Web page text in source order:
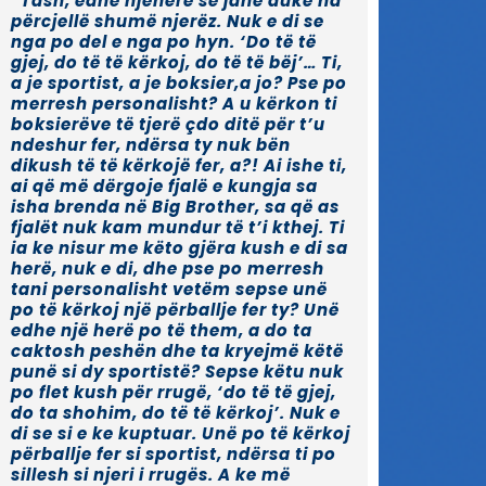
isha brenda në Big Brother, sa që as
fjalët nuk kam mundur të t’i kthej. Ti
ia ke nisur me këto gjëra kush e di sa
herë, nuk e di, dhe pse po merresh
tani personalisht vetëm sepse unë
po të kërkoj një përballje fer ty? Unë
edhe një herë po të them, a do ta
caktosh peshën dhe ta kryejmë këtë
punë si dy sportistë? Sepse këtu nuk
po flet kush për rrugë, ‘do të të gjej,
do ta shohim, do të të kërkoj’. Nuk e
di se si e ke kuptuar. Unë po të kërkoj
përballje fer si sportist, ndërsa ti po
sillesh si njeri i rrugës. A ke më
shumë peshë ti se unë? Po. Por,
prapëseprapë, nuk kam frikë. E
caktojmë peshën dhe e bëjmë
meçin. Edhe kjo punë që ka nisur në
internet, duke thënë ‘dy shqiptarë
do të rrihen andej e këndej’, po më
duket vetja pa lidhje. As nuk dua të
zgjatem më. Trego a po do të
ndeshesh, po apo jo? Kaq,” u shpreh